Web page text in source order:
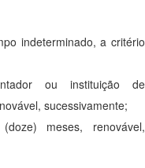
indeterminado, a critério
ou instituição de
sucessivamente;
meses, renovável,